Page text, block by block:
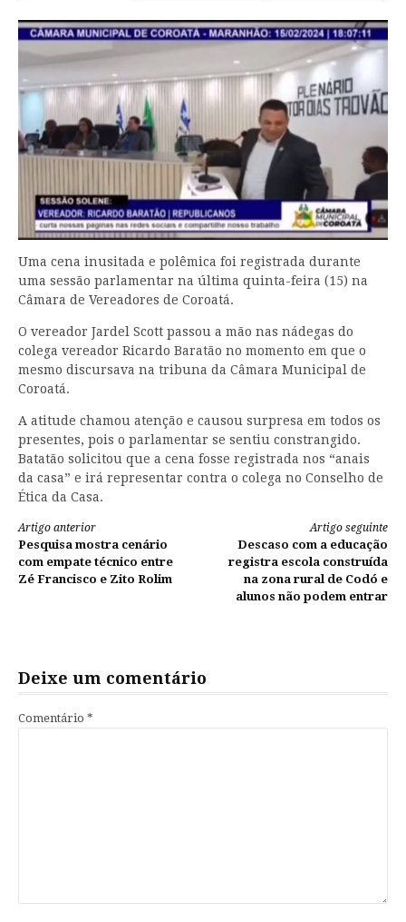
Uma cena inusitada e polêmica foi registrada durante
uma sessão parlamentar na última quinta-feira (15) na
Câmara de Vereadores de Coroatá.
O vereador Jardel Scott passou a mão nas nádegas do
colega vereador Ricardo Baratão no momento em que o
mesmo discursava na tribuna da Câmara Municipal de
Coroatá.
A atitude chamou atenção e causou surpresa em todos os
presentes, pois o parlamentar se sentiu constrangido.
Batatão solicitou que a cena fosse registrada nos “anais
da casa” e irá representar contra o colega no Conselho de
Ética da Casa.
Continue
lendo
Artigo anterior
Pesquisa mostra cenário
com empate técnico entre
Zé Francisco e Zito Rolim
Artigo seguinte
Descaso com a educação
registra escola construída
na zona rural de Codó e
alunos não podem entrar
Deixe um comentário
Comentário *